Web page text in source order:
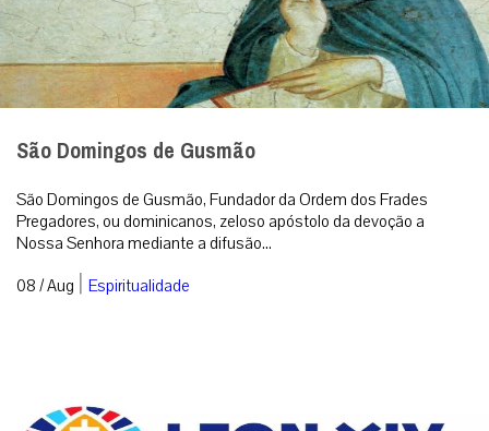
São Domingos de Gusmão
São Domingos de Gusmão, Fundador da Ordem dos Frades
Pregadores, ou dominicanos, zeloso apóstolo da devoção a
Nossa Senhora mediante a difusão...
08 / Aug | Espiritualidade